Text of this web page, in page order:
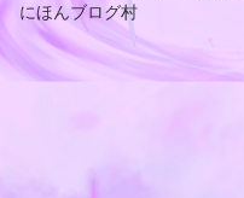
にほんブログ村